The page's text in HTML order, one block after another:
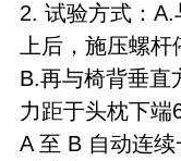
2. 试验方式：
上后，施压螺
B.再与椅背垂直
力距于头枕下端
A 至 B 自动连